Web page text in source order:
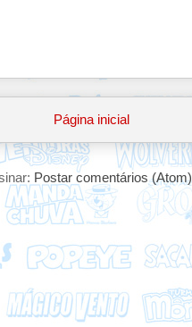
Página inicial
Postar comentários (Atom)